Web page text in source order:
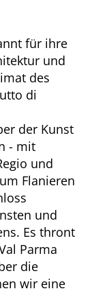
für ihre
und
des
di
der Kunst
- mit
und
Flanieren
und
Es thront
Parma
die
wir eine